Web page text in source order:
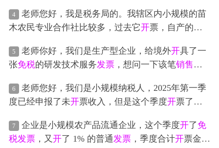
值税 ？
的金额呢
4
老师您好，我是税务局的。我辖区内小规模的苗
木农民专业合作社比较多，过去它开票，自产的开
口免税和其他免税 优惠”，对方抵扣9的进项税，它
开销售苗木发票，选1的税率，对方不抵扣。可4.1
后，小规模纳税人全部3降0， 开票软件
票时，也
是选成“出口免税和其他免税 优惠 ”了，才能出现 免税
税率，其他行业还好说，小规模纳税人销售非自产
农产品，也选这个免税税率了，对方也一样能抵扣
了，可按照 增值税规定，只有自产开出的免税发票
5 老师你好，我们是生产型企业，给境外开具了一
张免税的研发技术服务发票，想问一下该笔销售额
6
老师您好，我们是小规模纳税人，2025年第一季
度已经申报了未开票收入，但是这个季度开票了，
一季度已申报未开票收入开了专票，那就在专票不
含税销售额一栏减去这个月开具的这张专票是吗，
7 企业是小规模农产品流通企业，这个季度开了免
税发票，又 开了 1% 的普通发票，季度合计开票金额